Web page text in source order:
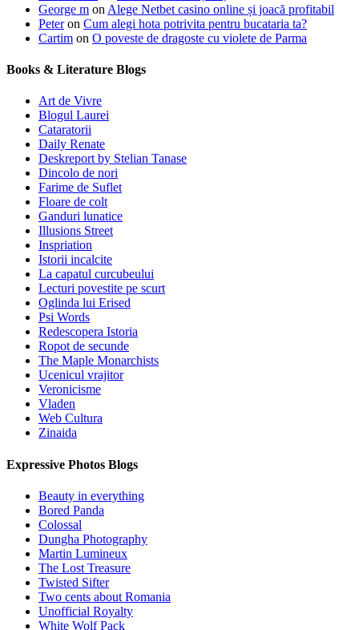
George m on Alege Netbet casino online și joacă profitabil
Peteron Cum alegi hota potrivita pentru bucataria ta?
Cartim on O poveste de dragoste cu violete de Parma
Books & Literature Blogs
Art de Vivre
Blogul Laurei
Cataratorii
Daily Renate
Deskreport by Stelian Tanase
Dincolo de nori
Farime de Suflet
Floare de colt
Ganduri lunatice
Illusions Street
Inspriation
Istorii incalcite
La capatul curcubeului
Lecturi povestite pe scurt
Oglinda lui Erised
Psi Words
Redescopera Istoria
Ropot de secunde
The Maple Monarchists
Ucenicul vrajitor
Veronicisme
Vladen
Web Cultura
Zinaida
Expressive Photos Blogs
Beauty in everything
Bored Panda
Colossal
Dungha Photography
Martin Lumineux
The Lost Treasure
Twisted Sifter
Two cents about Romania
Unofficial Royalty
White Wolf Pack